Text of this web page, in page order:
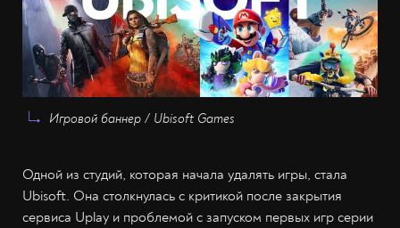
Игровой баннер / Ubisoft Games
Одной из студий, которая начала удалять игры, стала
Ubisoft. Она столкнулась с критикой после закрытия
сервиса Uplay и проблемой с запуском первых игр серии